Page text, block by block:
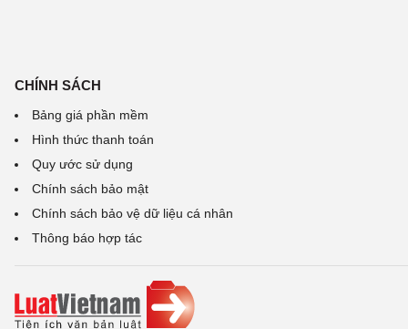
CHÍNH SÁCH
Bảng giá phần mềm
Hình thức thanh toán
Quy ước sử dụng
Chính sách bảo mật
Chính sách bảo vệ dữ liệu cá nhân
Thông báo hợp tác